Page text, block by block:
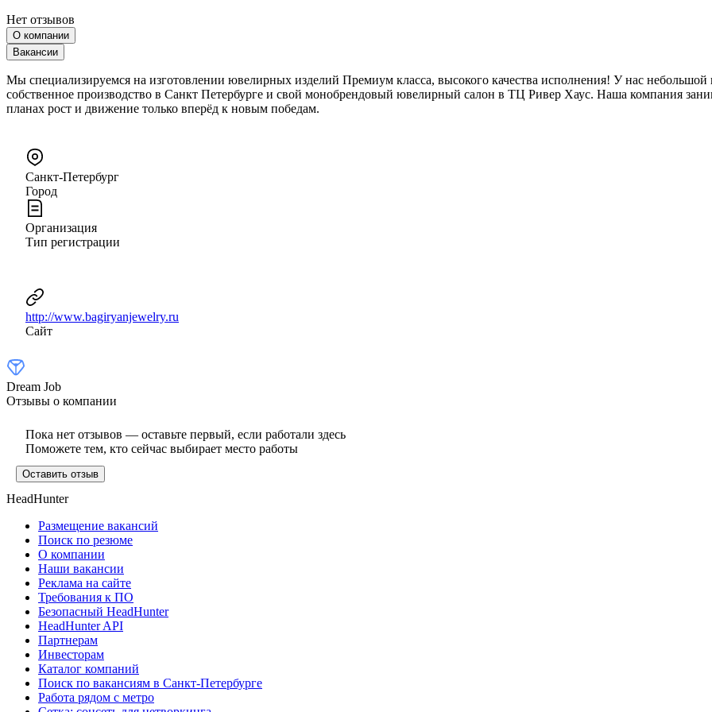
Нет отзывов
О компании
Вакансии
Мы специализируемся на изготовлении ювелирных изделий Премиум класса, высокого качества исполнения! У нас небольшой
собственное производство в Санкт Петербурге и свой монобрендовый ювелирный салон в ТЦ Ривер Хаус. Наша компания
планах рост и движение только вперёд к новым победам.
Санкт-Петербург
Город
Организация
Тип регистрации
http://www.bagiryanjewelry.ru
Сайт
Dream Job
Отзывы о компании
Пока нет отзывов — оставьте первый, если работали здесь
Поможете тем, кто сейчас выбирает место работы
Оставить отзыв
HeadHunter
Размещение вакансий
Поиск по резюме
О компании
Наши вакансии
Реклама на сайте
Требования к ПО
Безопасный HeadHunter
HeadHunter API
Партнерам
Инвесторам
Каталог компаний
Поиск по вакансиям в Санкт-Петербурге
Работа рядом с метро